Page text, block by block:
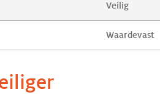
Veilig
Waardevast